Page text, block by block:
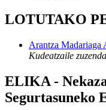
LOTUTAKO
Arantza Madariaga
Kudeatzaile
ELIKA -
Segurtasuneko